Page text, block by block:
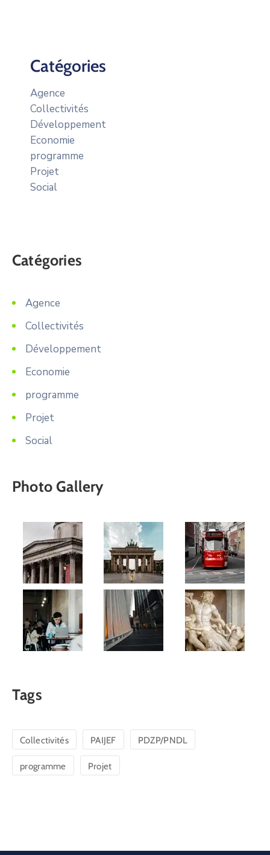
Catégories
Agence
Collectivités
Développement
Economie
programme
Projet
Social
Catégories
Agence
Collectivités
Développement
Economie
programme
Projet
Social
Photo Gallery
Tags
Collectivités PAIJEF PDZP/PNDL
programme Projet